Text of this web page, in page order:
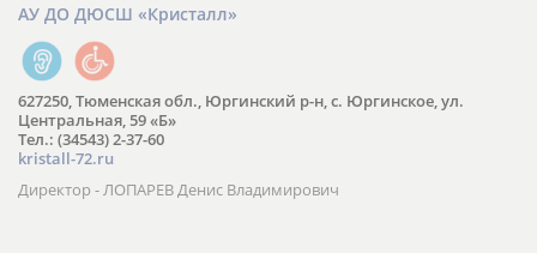
АУ ДО ДЮСШ «Кристалл»
627250, Тюменская обл., Юргинский р-н, с. Юргинское, ул.
Центральная, 59 «Б»
Тел.: (34543) 2-37-60
kristall-72.ru
Директор - ЛОПАРЕВ Денис Владимирович